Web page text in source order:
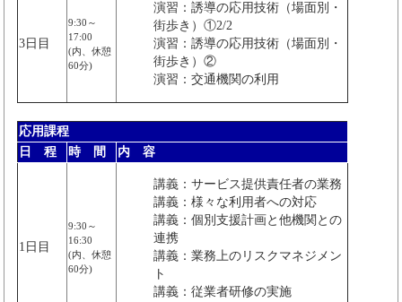
3日目
9:30～
17:00
(内、休憩
60分)
演習：誘導の応用技術（場面別・
街歩き）①2/2
演習：誘導の応用技術（場面別・
街歩き）②
演習：交通機関の利用
応用課程
日 程
時 間 内 容
1日目
9:30～
16:30
(内、休憩
60分)
講義：サービス提供責任者の業務
講義：様々な利用者への対応
講義：個別支援計画と他機関との
連携
講義：業務上のリスクマネジメン
ト
講義：従業者研修の実施